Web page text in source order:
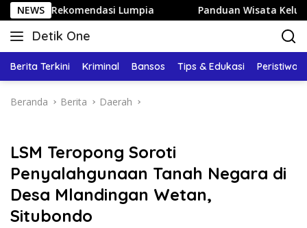
Langsung
ke
konten
NEWS Lumpia Panduan Wisata Keluarga ke
Detik One
Tajam
Fakta
Berita Terkini Kriminal Bansos Tips & Edukasi Peristiwa
Beranda Berita Daerah
LSM Teropong Soroti
Penyalahgunaan Tanah Negara di
Desa Mlandingan Wetan,
Situbondo